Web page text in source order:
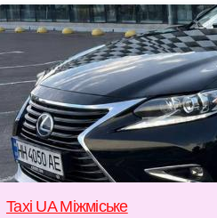
Taxi UA Міжміське